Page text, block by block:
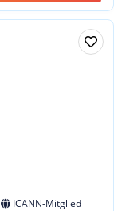
ICANN-Mitglied